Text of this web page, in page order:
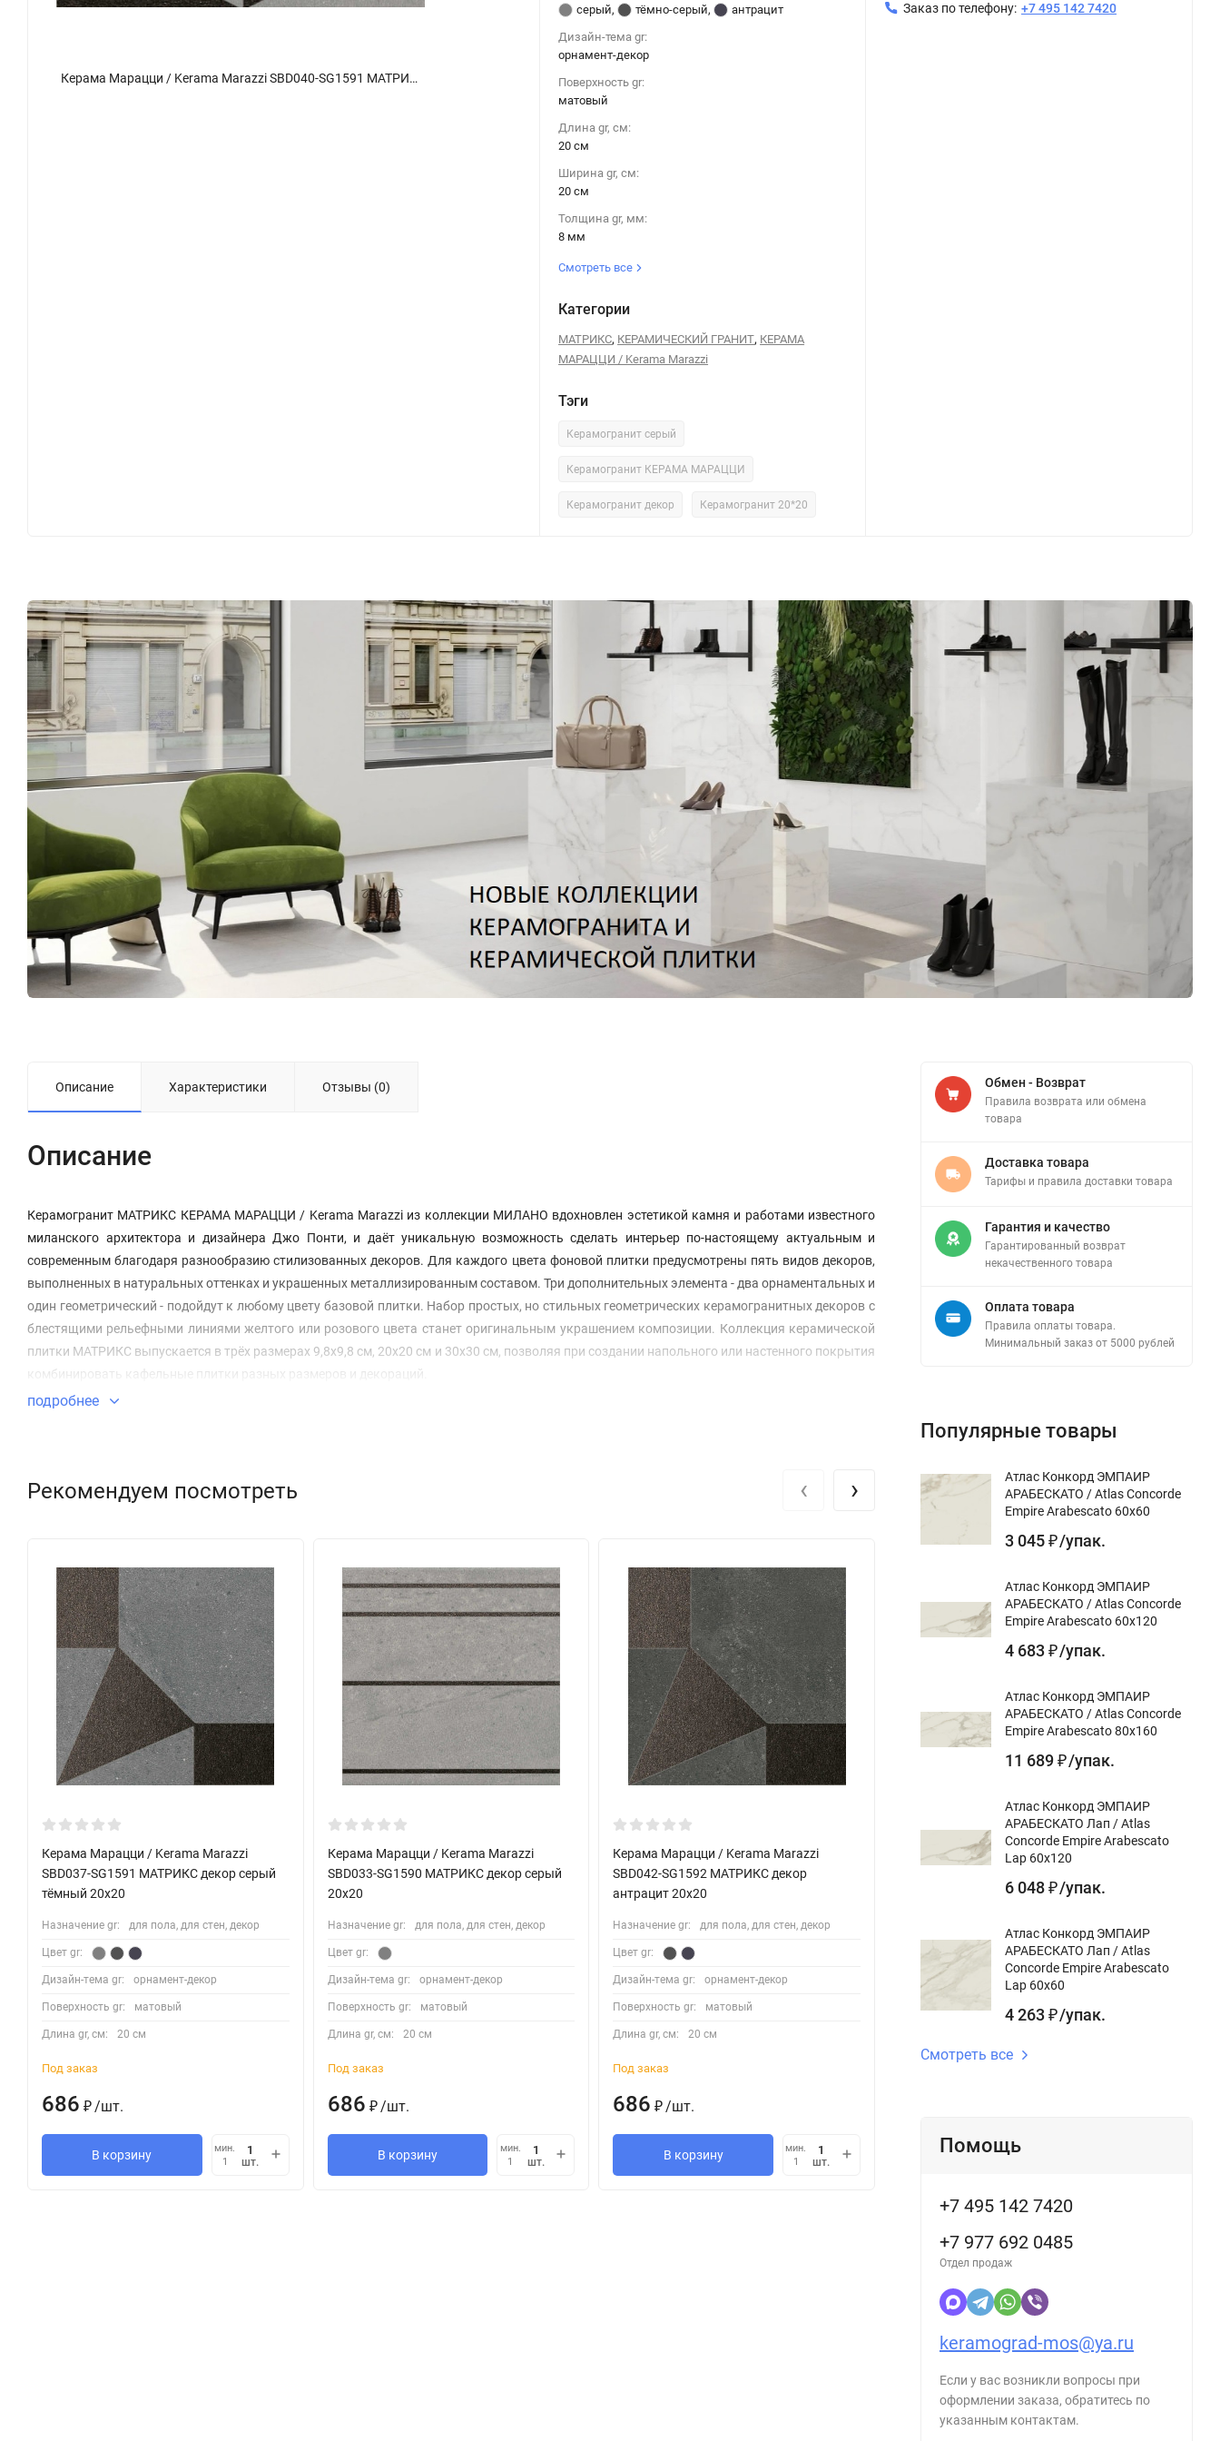
Керама Марацци / Kerama Marazzi SBD040-SG1591 МАТРИКС декор серый тёмный 20x20
серый, тёмно-серый,
антрацит
Дизайн-тема gr:
орнамент-декор
Поверхность gr:
матовый
Длина gr, см:
20 см
Ширина gr, см:
20 см
Толщина gr, мм:
8 мм
Смотреть все
Категории
МАТРИКС, КЕРАМИЧЕСКИЙ ГРАНИТ, КЕРАМА
МАРАЦЦИ / Kerama Marazzi
Тэги
Керамогранит серый
Керамогранит КЕРАМА МАРАЦЦИ
Керамогранит декор Керамогранит 20*20
Заказ по телефону: +7 495 142 7420
Описание Характеристики Отзывы (0)
Описание
Керамогранит МАТРИКС КЕРАМА МАРАЦЦИ / Kerama Marazzi из коллекции МИЛАНО вдохновлен эстетикой камня и работами известного
миланского архитектора и дизайнера Джо Понти, и даёт уникальную возможность сделать интерьер по-настоящему актуальным и
современным благодаря разнообразию стилизованных декоров. Для каждого цвета фоновой плитки предусмотрены пять видов декоров,
выполненных в натуральных оттенках и украшенных металлизированным составом. Три дополнительных элемента - два орнаментальных и
один геометрический - подойдут к любому цвету базовой плитки. Набор простых, но стильных геометрических керамогранитных декоров с
блестящими рельефными линиями желтого или розового цвета станет оригинальным украшением композиции. Коллекция керамической
плитки МАТРИКС выпускается в трёх размерах 9,8x9,8 см, 20x20 см и 30x30 см, позволяя при создании напольного или настенного покрытия
комбинировать кафельные плитки разных размеров и декораций.
подробнее
Рекомендуем посмотреть
Керама Марацци / Kerama Marazzi
SBD037-SG1591 МАТРИКС декор серый
тёмный 20x20
Назначение gr: для пола, для стен, декор
Цвет gr:
Дизайн-тема gr: орнамент-декор
Поверхность gr: матовый
Длина gr, см: 20 см
Под заказ
686 ₽ /шт.
В корзину
мин.
1
шт.
Керама Марацци / Kerama Marazzi
SBD033-SG1590 МАТРИКС декор серый
20x20
Назначение gr: для пола, для стен, декор
Цвет gr:
Дизайн-тема gr: орнамент-декор
Поверхность gr: матовый
Длина gr, см: 20 см
Под заказ
686 ₽ /шт.
В корзину
мин.
1
шт.
Керама Марацци / Kerama Marazzi
SBD042-SG1592 МАТРИКС декор
антрацит 20x20
Назначение gr: для пола, для стен, декор
Цвет gr:
Дизайн-тема gr: орнамент-декор
Поверхность gr: матовый
Длина gr, см: 20 см
Под заказ
686 ₽ /шт.
В корзину
мин.
1
шт.
Керама Марацци / Kerama Marazzi
Цвет gr:
Дизайн-тема gr: орнамент-декор
матовый
В корзину
‹ ›
Обмен - Возврат
Правила возврата или обмена
товара
Доставка товара
Тарифы и правила доставки товара
Гарантия и качество
Гарантированный возврат
некачественного товара
Оплата товара
Правила оплаты товара.
Минимальный заказ от 5000 рублей
Популярные товары
Атлас Конкорд ЭМПАИР
АРАБЕСКАТО / Atlas Concorde
Empire Arabescato 60x60
3 045 ₽ /упак.
Атлас Конкорд ЭМПАИР
АРАБЕСКАТО / Atlas Concorde
Empire Arabescato 60x120
4 683 ₽ /упак.
Атлас Конкорд ЭМПАИР
АРАБЕСКАТО / Atlas Concorde
Empire Arabescato 80x160
11 689 ₽ /упак.
Атлас Конкорд ЭМПАИР
АРАБЕСКАТО Лап / Atlas
Concorde Empire Arabescato
Lap 60x120
6 048 ₽ /упак.
Атлас Конкорд ЭМПАИР
АРАБЕСКАТО Лап / Atlas
Concorde Empire Arabescato
Lap 60x60
4 263 ₽ /упак.
Смотреть все
Помощь
+7 495 142 7420
+7 977 692 0485
Отдел продаж
keramograd-mos@ya.ru
Если у вас возникли вопросы при
оформлении заказа, обратитесь по
указанным контактам.